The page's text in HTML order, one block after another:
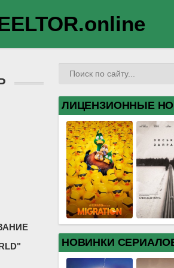
ЛИЦЕНЗИОННЫЕ
НОВИНКИ